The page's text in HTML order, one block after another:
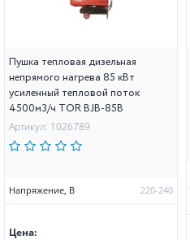
Пушка тепловая дизельная
непрямого нагрева 85 кВт
усиленный тепловой поток
4500м3/ч TOR BJB-85B
Артикул: 1026789
Напряжение, В 220-240
Цена: